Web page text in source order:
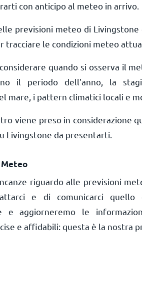
con anticipo al meteo in arrivo.
previsioni meteo di Livingstone
le condizioni meteo
quando si osserva il
il periodo dell'anno, la
mare, i pattern climatici locali e
viene preso in considerazione
Livingstone da presentarti.
riguardo alle previsioni
e di comunicarci quello
e aggiorneremo le
e affidabili: questa è la nostra